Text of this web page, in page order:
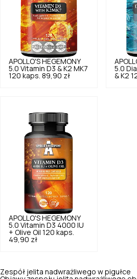
APOLLO'S HEGEMONY
5.0 Vitamin D3 & K2 MK7
120 kaps. 89,90 zł
5.0
& K2
APOLLO'S HEGEMONY
5.0 Vitamin D3 4000 IU
+ Olive Oil 120 kaps.
49,90 zł
Zespół jelita nadwrażliwego w pigułce